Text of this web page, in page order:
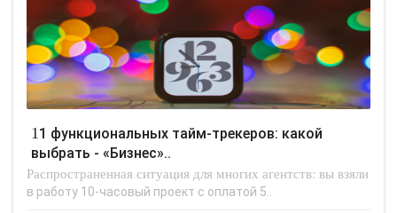
11 функциональных тайм-трекеров: какой
выбрать - «Бизнес»..
Распространенная ситуация для многих агентств: вы взяли
в работу 10-часовый проект с оплатой 5..